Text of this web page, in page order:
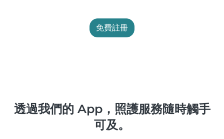
免費註冊
透過我們的 App，照護服務隨時觸手
可及。